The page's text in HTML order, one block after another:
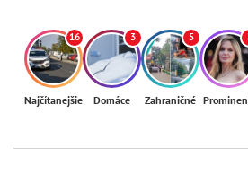
16
Najčítanejšie
3
Domáce
5
Zahraničné